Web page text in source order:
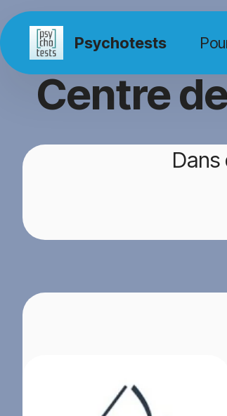
Psychotests
Centre